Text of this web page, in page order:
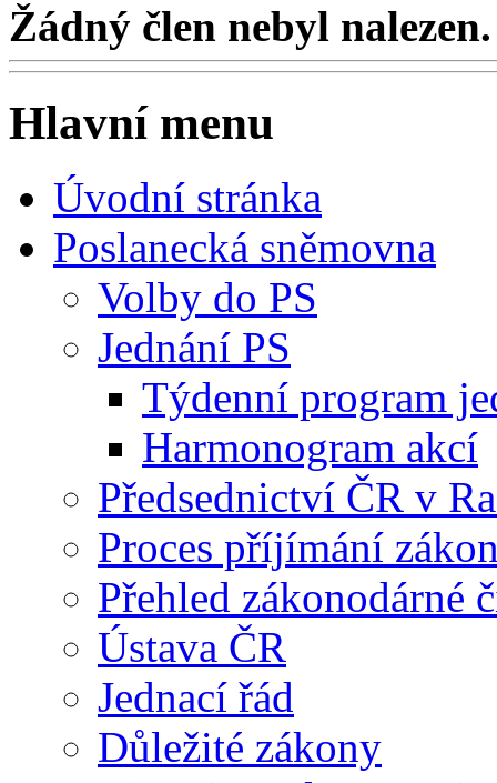
Žádný člen nebyl nalezen.
Hlavní menu
Úvodní stránka
Poslanecká sněmovna
Volby do PS
Jednání PS
Týdenní program
Harmonogram akcí
Předsednictví ČR v
Proces příjímání
Přehled zákonodárné
Ústava ČR
Jednací řád
Důležité zákony